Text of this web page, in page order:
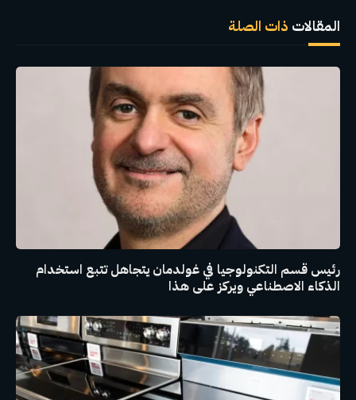
المقالات ذات الصلة
رئيس قسم التكنولوجيا في غولدمان يتجاهل تتبع استخدام
الذكاء الاصطناعي ويركز على هذا